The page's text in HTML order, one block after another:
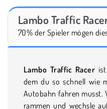
Lambo Traffic
70% der Spieler mögen
Lambo Traffic Racer
dem du so schnell wie
Autobahn fahren musst.
rammen und wechsle